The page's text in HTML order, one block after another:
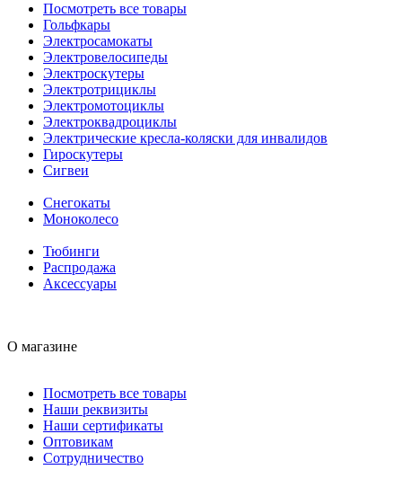
Посмотреть все товары
Гольфкары
Электросамокаты
Электровелосипеды
Электроскутеры
Электротрициклы
Электромотоциклы
Электроквадроциклы
Электрические кресла-коляски для инвалидов
Гироскутеры
Сигвеи
Снегокаты
Моноколесо
Тюбинги
Распродажа
Аксессуары
О магазине
Посмотреть все товары
Наши реквизиты
Наши сертификаты
Оптовикам
Сотрудничество